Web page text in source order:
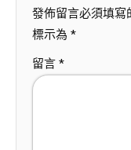
發佈留言必須填寫
標示為 *
留言 *